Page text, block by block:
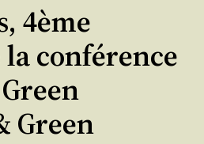
4ème
conférence
Green